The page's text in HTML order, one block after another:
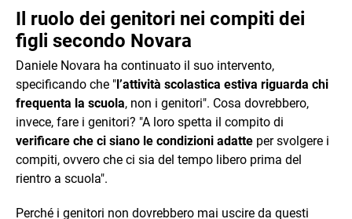
Il ruolo dei genitori nei compiti dei
figli secondo Novara
Daniele Novara ha continuato il suo intervento,
specificando che "l’attività scolastica estiva riguarda chi
frequenta la scuola, non i genitori". Cosa dovrebbero,
invece, fare i genitori? "A loro spetta il compito di
verificare che ci siano le condizioni adatte per svolgere i
compiti, ovvero che ci sia del tempo libero prima del
rientro a scuola".
Perché i genitori non dovrebbero mai uscire da questi